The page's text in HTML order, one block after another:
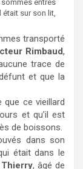
entrés
était sur son lit,
transporté
Rimbaud,
trace de
et que la
que ce vieillard
et qu’il est
de boissons.
dans son
était dans le
Thierry, âgé de